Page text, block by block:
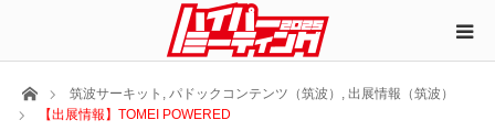
ホーム筑波サーキット , パドックコンテンツ（筑波） , 出展情報（筑波）
【出展情報】TOMEI POWERED